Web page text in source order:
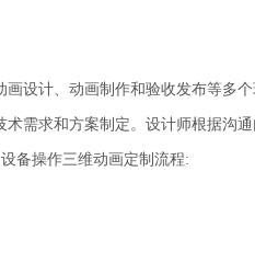
设计、动画制作和验收发布等多
需求和方案制定。设计师根据沟
备操作三维动画定制流程: